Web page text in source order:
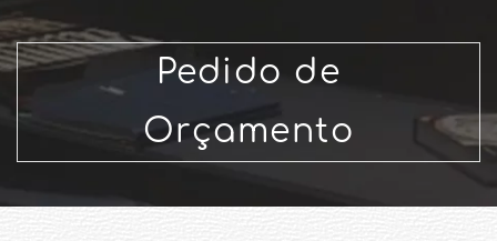
Pedido de
Orçamento